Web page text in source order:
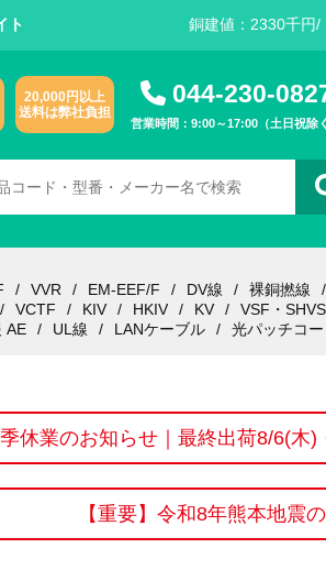
ト 銅建値： 2330千円/
20,000円以上
送料は弊社負担
044-230-
営業時間：9:00～17:00（土日祝除
VVR EM-EEF/F DV線 裸銅撚線
VCTF KIV HKIV KV VSF・
AE UL線 LANケーブル 光パッチコー
休業のお知らせ｜最終出荷8/6(木)
【重要】令和8年熊本地震